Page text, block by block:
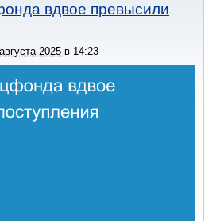
вдвое превысили
2025 в 14:23